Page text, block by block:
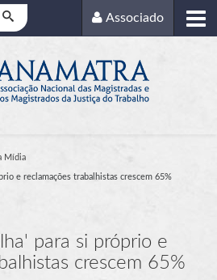
Associado
Mídia
e reclamações trabalhistas crescem 65%
para si próprio e
crescem 65%